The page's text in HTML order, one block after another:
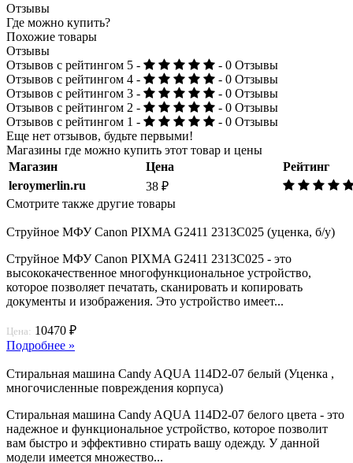
Отзывы
Где можно купить?
Похожие товары
Отзывы
Отзывов с рейтингом 5 -
- 0 Отзывы
Отзывов с рейтингом 4 -
- 0 Отзывы
Отзывов с рейтингом 3 -
- 0 Отзывы
Отзывов с рейтингом 2 -
- 0 Отзывы
Отзывов с рейтингом 1 -
- 0 Отзывы
Еще нет отзывов, будьте первыми!
Магазины где можно купить этот товар и цены
Магазин
Цена
Рейтинг
leroymerlin.ru
38 ₽
Смотрите также другие товары
Струйное МФУ Canon PIXMA G2411 2313C025 (уценка, б/у)
Струйное МФУ Canon PIXMA G2411 2313C025 - это
высококачественное многофункциональное устройство,
которое позволяет печатать, сканировать и копировать
документы и изображения. Это устройство имеет...
Цена: 10470 ₽
Подробнее »
Стиральная машина Candy AQUA 114D2-07 белый (Уценка ,
многочисленные повреждения корпуса)
Стиральная машина Candy AQUA 114D2-07 белого цвета - это
надежное и функциональное устройство, которое позволит
вам быстро и эффективно стирать вашу одежду. У данной
модели имеется множество...